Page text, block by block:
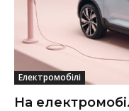
Електромобілі
На